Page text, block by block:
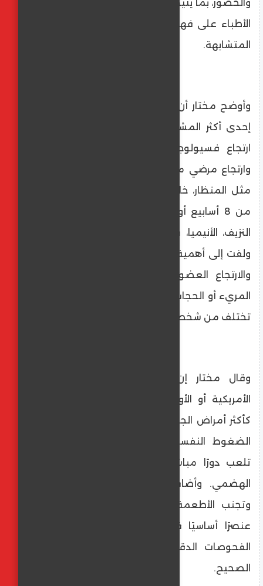
والحضور، بما يتيح تبادلًا حقيقيًا للخبرات ويساعد
الأطباء على فهم الفروق الدقيقة بين الحالات
المتشابهة.
وأوضح مختار أن أمراض الارتجاع المريئي تمثل
إحدى أكثر المشكلات شيوعًا، لكنها تتنوع بين
ارتجاع فسيولوجي يمكن أن يتحسن سريعًا،
وارتجاع مرضي مزمن يتطلب فحوصات دقيقة
مثل المنظار، خاصة إذا استمرت الأعراض لأكثر
من 8 أسابيع أو ظهرت علامات تحذيرية مثل
النزيف، الأنيميا، فقدان الوزن أو صعوبة البلع.
ولفت إلى أهمية التفريق بين الارتجاع الوظيفي
والارتجاع العضوي الناتج عن ضعف عضلة
المريء أو الحجاب الحاجز، مشيرًا إلى أن الأعراض
تختلف من شخص لآخر رغم وحدة المرض.
وقال مختار إن الجمعيات العالمية، سواء
الأمريكية أو الأوروبية، تصنّف الارتجاع المريئي
كأكثر أمراض الجهاز الهضمي شيوعًا، مؤكدًا أن
الضغوط النفسية والتوتر والمشاعر السلبية
تلعب دورًا مباشرًا في تفاقم أمراض الجهاز
الهضمي. وأضاف أن تحسين نمط التغذية
وتجنب الأطعمة الدسمة والمصنعة يمثلان
عنصرًا أساسيًا في العلاج، إلى جانب أهمية
الفحوصات الدقيقة للوصول إلى التشخيص
الصحيح.